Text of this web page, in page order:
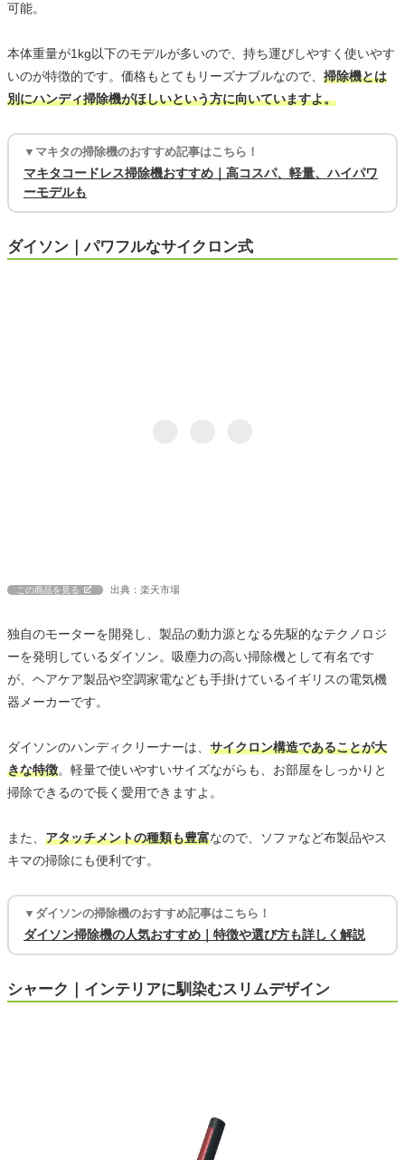
可能。
本体重量が1kg以下のモデルが多いので、持ち運びしやすく使いやす
いのが特徴的です。価格もとてもリーズナブルなので、 掃除機とは
別にハンディ掃除機がほしいという方に向いていますよ。
▼マキタの掃除機のおすすめ記事はこちら！
マキタコードレス掃除機おすすめ｜高コスパ、軽量、ハイパワ
ーモデルも
ダイソン｜パワフルなサイクロン式
この商品を見る 出典：楽天市場
独自のモーターを開発し、製品の動力源となる先駆的なテクノロジ
ーを発明しているダイソン。吸塵力の高い掃除機として有名です
が、ヘアケア製品や空調家電なども手掛けているイギリスの電気機
器メーカーです。
ダイソンのハンディクリーナーは、 サイクロン構造であることが大
きな特徴。軽量で使いやすいサイズながらも、お部屋をしっかりと
掃除できるので長く愛用できますよ。
また、 アタッチメントの種類も豊富なので、ソファなど布製品やス
キマの掃除にも便利です。
▼ダイソンの掃除機のおすすめ記事はこちら！
ダイソン掃除機の人気おすすめ｜特徴や選び方も詳しく解説
シャーク｜インテリアに馴染むスリムデザイン